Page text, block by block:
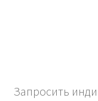
Запросить